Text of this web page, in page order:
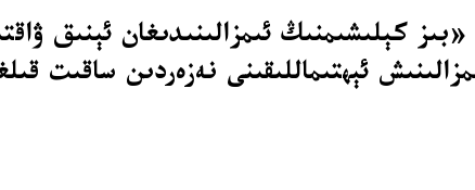
«بىز كېلىشىمنىڭ ئىمزالىنىدىغان ئېنىق
ئېھتىماللىقىنى نەزەردىن ساقىت